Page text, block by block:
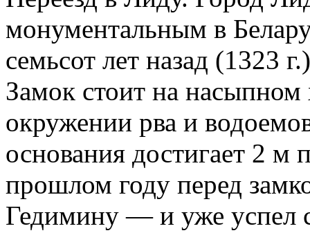
монументальным в
семьсот лет назад (1323
Замок стоит на
окружении рва и
основания достигает 2 м
прошлом году перед
Гедимину — и уже успел